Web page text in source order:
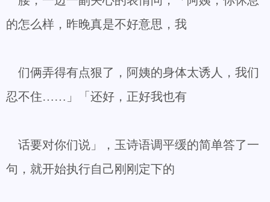
的怎么样，昨晚真是不好意思，我
们俩弄得有点狠了，阿姨的身体太诱人，我们
忍不住……」「还好，正好我也有
话要对你们说」，玉诗语调平缓的简单答了一
句，就开始执行自己刚刚定下的